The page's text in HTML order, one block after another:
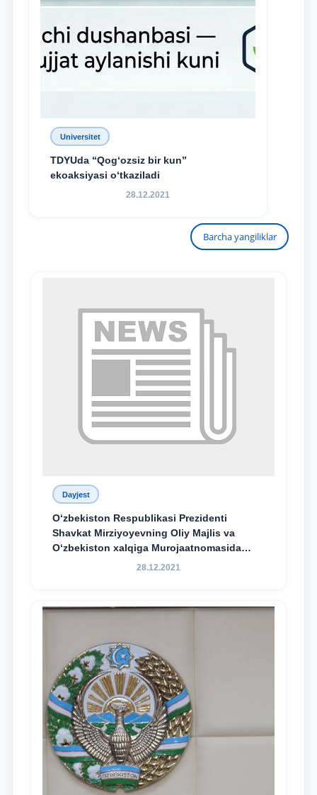
Universitet
TDYUda “Qog‘ozsiz bir kun”
ekoaksiyasi o‘tkaziladi
28.12.2021
Barcha yangiliklar
Dayjest
O‘zbekiston Respublikasi Prezidenti
Shavkat Mirziyoyevning Oliy Majlis va
O‘zbekiston xalqiga Murojaatnomasida
belgilangan vazifalar mazmun-mohiyatini
dayjesti
28.12.2021